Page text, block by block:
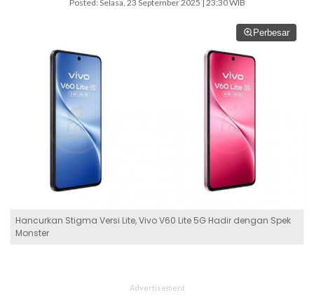
Posted: Selasa, 23 September 2025 | 23:30 WIB
Perbesar
Hancurkan Stigma Versi Lite, Vivo V60 Lite 5G Hadir dengan Spek
Monster